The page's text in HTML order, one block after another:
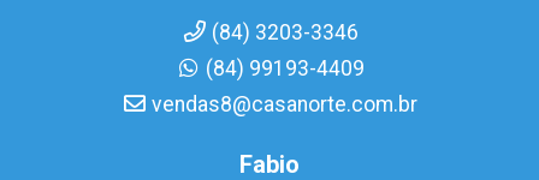
(84) 3203-3346
(84) 99193-4409
vendas8@casanorte.com.br
Fabio